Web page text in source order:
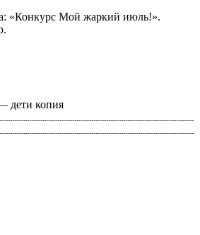
«Конкурс Мой жаркий июль!».